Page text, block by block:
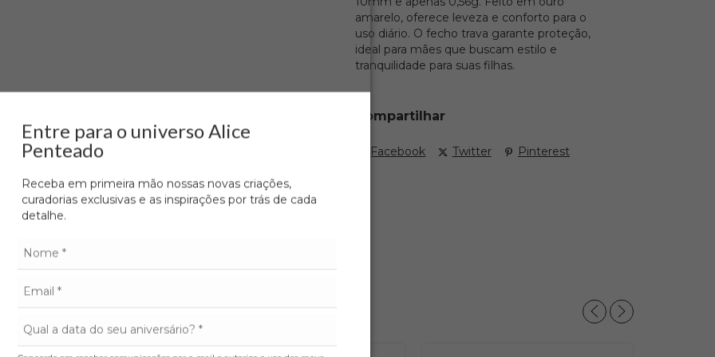
Entre para o universo Alice
Penteado
Receba em primeira mão nossas novas criações,
curadorias exclusivas e as inspirações por trás de cada
detalhe.
amarelo, oferece leveza e conforto para o
uso diário. O fecho trava garante proteção,
ideal para mães que buscam estilo e
tranquilidade para suas filhas.
Compartilhar
Facebook Twitter Pinterest